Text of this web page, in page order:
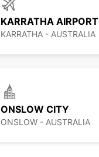
KARRATHA AIRPORT
KARRATHA - AUSTRALIA
ONSLOW CITY
ONSLOW - AUSTRALIA